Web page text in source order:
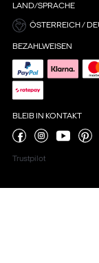
LAND/SPRACHE
ÖSTERREICH /
BEZAHLWEISEN
BLEIB IN KONTAKT
Trustpilot